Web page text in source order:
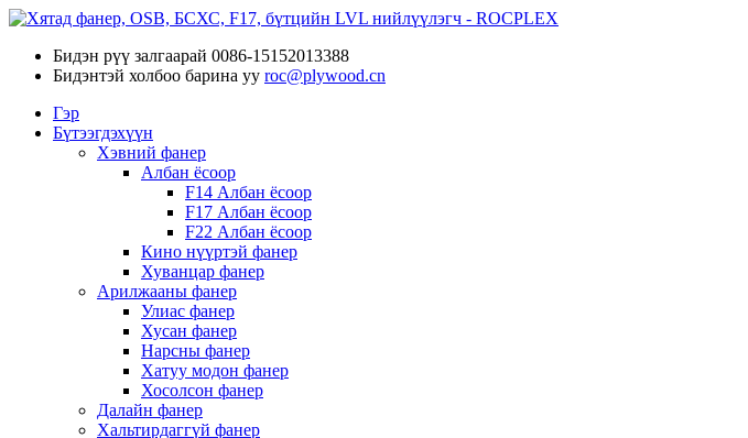
Бидэн рүү залгаарай 0086-15152013388
Бидэнтэй холбоо барина уу roc@plywood.cn
Гэр
Бүтээгдэхүүн
Хэвний фанер
Албан ёсоор
F14 Албан ёсоор
F17 Албан ёсоор
F22 Албан ёсоор
Кино нүүртэй фанер
Хуванцар фанер
Арилжааны фанер
Улиас фанер
Хусан фанер
Нарсны фанер
Хатуу модон фанер
Хосолсон фанер
Далайн фанер
Хальтирдаггүй фанер